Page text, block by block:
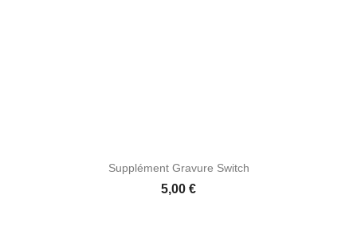
Supplément Gravure Switch
Prix
5,00 €